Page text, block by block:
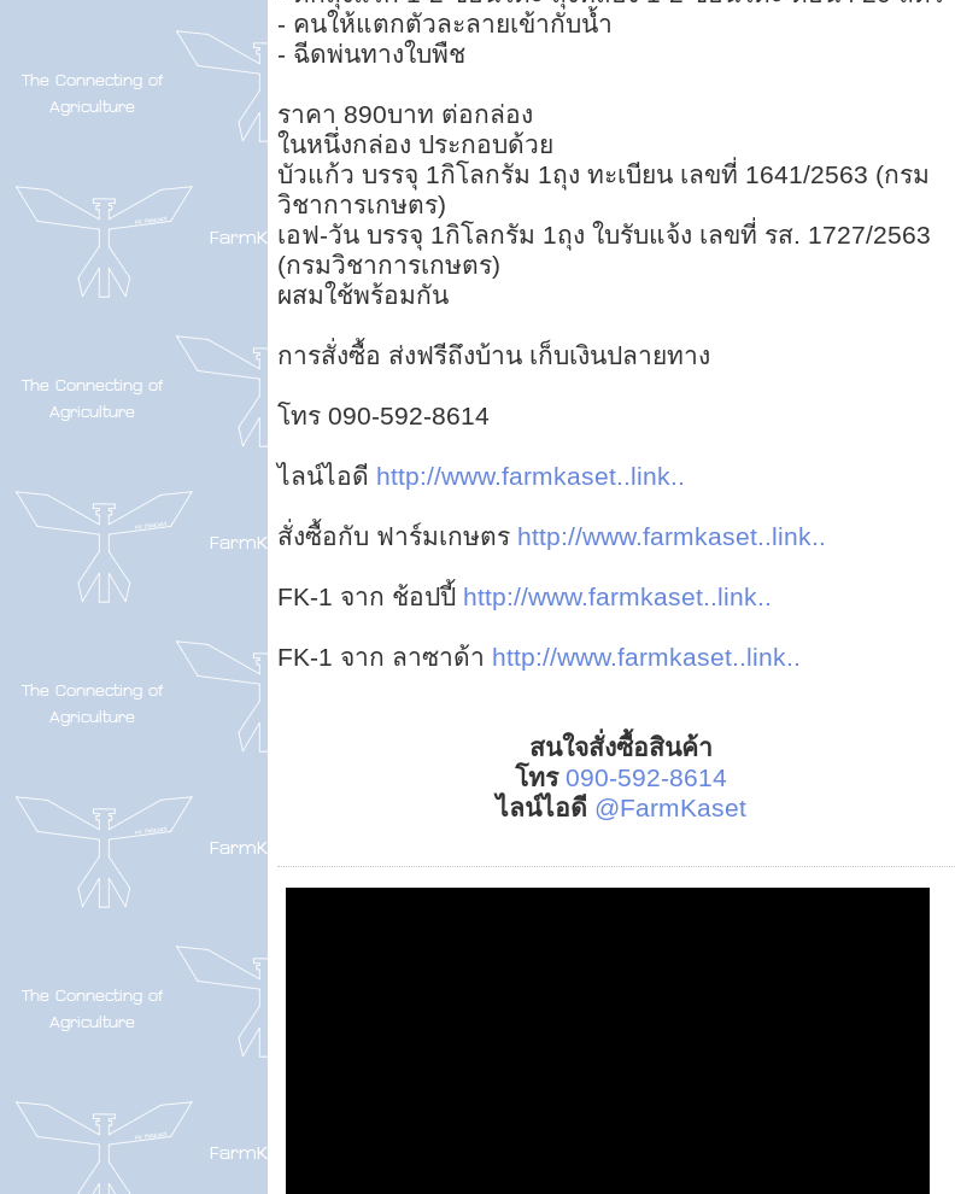
- คนให้แตกตัวละลายเข้ากับน้ำ
- ฉีดพ่นทางใบพืช
ราคา 890บาท ต่อกล่อง
ในหนึ่งกล่อง ประกอบด้วย
บัวแก้ว บรรจุ 1กิโลกรัม 1ถุง ทะเบียน เลขที่ 1641/2563 (กรม
วิชาการเกษตร)
เอฟ-วัน บรรจุ 1กิโลกรัม 1ถุง ใบรับแจ้ง เลขที่ รส. 1727/2563
(กรมวิชาการเกษตร)
ผสมใช้พร้อมกัน
การสั่งซื้อ ส่งฟรีถึงบ้าน เก็บเงินปลายทาง
โทร 090-592-8614
ไลน์ไอดี http://www.farmkaset..link..
สั่งซื้อกับ ฟาร์มเกษตร http://www.farmkaset..link..
FK-1 จาก ช้อปปี้ http://www.farmkaset..link..
FK-1 จาก ลาซาด้า http://www.farmkaset..link..
สนใจสั่งซื้อสินค้า
โทร 090-592-8614
ไลน์ไอดี @FarmKaset